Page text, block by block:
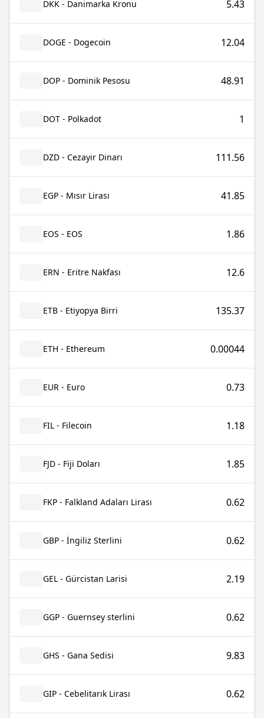
DKK - Danimarka Kronu 5.43
DOGE - Dogecoin 12.04
DOP - Dominik Pesosu 48.91
DOT - Polkadot 1
DZD - Cezayir Dinarı 111.56
EGP - Mısır Lirası 41.85
EOS - EOS 1.86
ERN - Eritre Nakfası 12.6
ETB - Etiyopya Birri 135.37
ETH - Ethereum 0.00044
EUR - Euro 0.73
FIL - Filecoin 1.18
FJD - Fiji Doları 1.85
FKP - Falkland Adaları Lirası 0.62
GBP - İngiliz Sterlini 0.62
GEL - Gürcistan Larisi 2.19
GGP - Guernsey sterlini 0.62
GHS - Gana Sedisi 9.83
GIP - Cebelitarık Lirası 0.62